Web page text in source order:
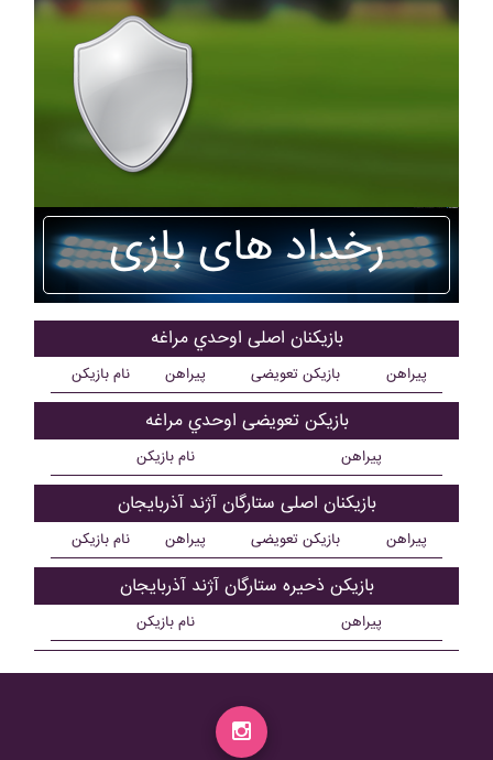
رخداد های بازی
بازیکنان اصلی اوحدي مراغه
نام بازیکن پیراهن بازیکن تعویضی پیراهن
بازیکن تعویضی اوحدي مراغه
نام بازیکن پیراهن
بازیکنان اصلی ستارگان آژند آذربايجان
نام بازیکن پیراهن بازیکن تعویضی پیراهن
بازیکن ذحیره ستارگان آژند آذربايجان
نام بازیکن پیراهن